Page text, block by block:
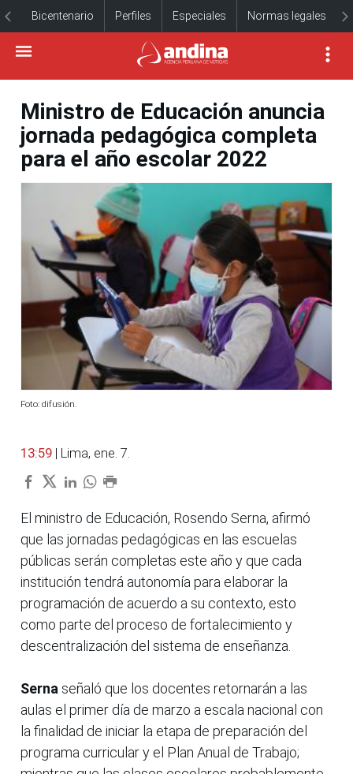
Bicentenario Perfiles Especiales Normas legales
Ministro de Educación anuncia
jornada pedagógica completa
para el año escolar 2022
Foto: difusión.
13:59 | Lima, ene. 7.
El ministro de Educación, Rosendo Serna, afirmó
que las jornadas pedagógicas en las escuelas
públicas serán completas este año y que cada
institución tendrá autonomía para elaborar la
programación de acuerdo a su contexto, esto
como parte del proceso de fortalecimiento y
descentralización del sistema de enseñanza.
Serna señaló que los docentes retornarán a las
aulas el primer día de marzo a escala nacional con
la finalidad de iniciar la etapa de preparación del
programa curricular y el Plan Anual de Trabajo;